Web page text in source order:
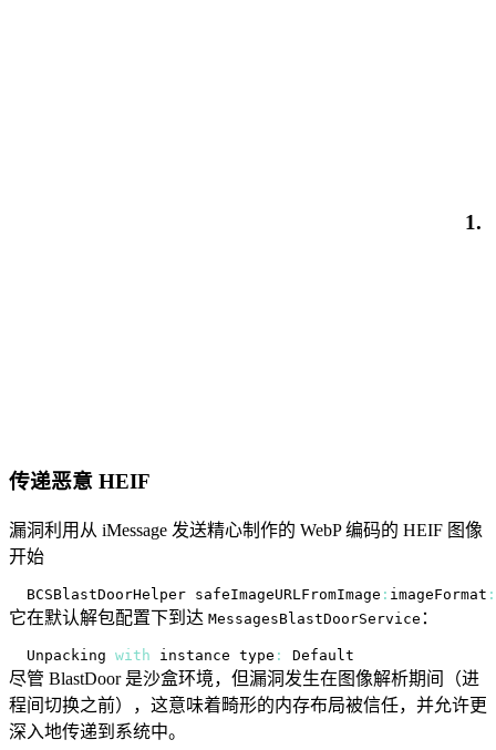
1.
传递恶意 HEIF
漏洞利用从 iMessage 发送精心制作的 WebP 编码的 HEIF 图像
开始
BCSBlastDoorHelper safeImageURLFromImage : imageFormat :
它在默认解包配置下到达 MessagesBlastDoorService ：
Unpacking with instance type : Default
尽管 BlastDoor 是沙盒环境，但漏洞发生在图像解析期间（进
程间切换之前），这意味着畸形的内存布局被信任，并允许更
深入地传递到系统中。